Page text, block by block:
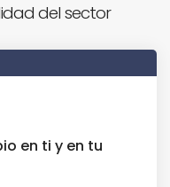
del sector
en ti y en tu